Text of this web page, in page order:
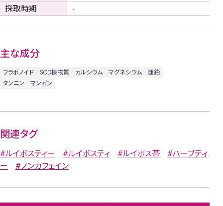
採取時期
-
主な成分
フラボノイド SOD様物質 カルシウム マグネシウム
亜鉛
タンニン
マンガン
関連タグ
#ルイボスティー #ルイボスティ #ルイボス茶
#ハーブティ
ー
#ノンカフェイン